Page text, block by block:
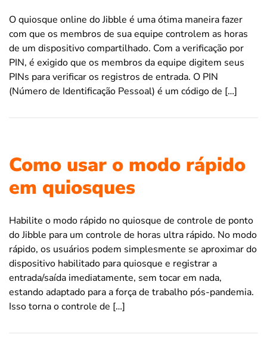
O quiosque online do Jibble é uma ótima maneira fazer
com que os membros de sua equipe controlem as horas
de um dispositivo compartilhado. Com a verificação por
PIN, é exigido que os membros da equipe digitem seus
PINs para verificar os registros de entrada. O PIN
(Número de Identificação Pessoal) é um código de […]
Como usar o modo rápido
em quiosques
Habilite o modo rápido no quiosque de controle de ponto
do Jibble para um controle de horas ultra rápido. No modo
rápido, os usuários podem simplesmente se aproximar do
dispositivo habilitado para quiosque e registrar a
entrada/saída imediatamente, sem tocar em nada,
estando adaptado para a força de trabalho pós-pandemia.
Isso torna o controle de […]